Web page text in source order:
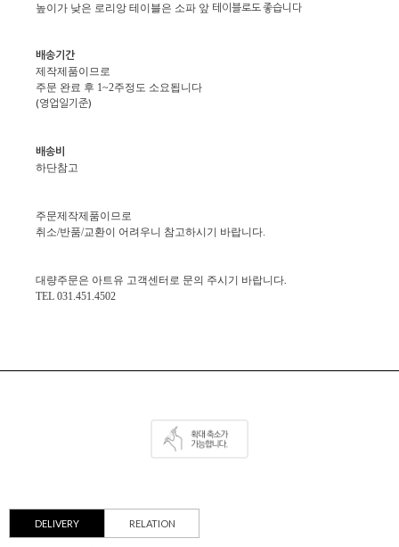
높이가 낮은 로리앙 테이블은 소파 앞 테이블로도 좋습니다
배송기간
제작제품이므로
주문 완료 후 1~2주정도 소요됩니다
(영업일기준)
배송비
하단참고
주문제작제품이므로
취소/반품/교환이 어려우니 참고하시기 바랍니다.
대량주문은 아트유 고객센터로 문의 주시기 바랍니다.
TEL 031.451.4502
DELIVERY RELATION